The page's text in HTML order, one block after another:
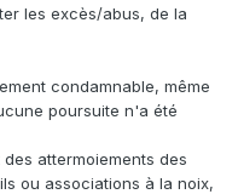
les excès/abus, de la
condamnable, même
poursuite n'a été
attermoiements des
ou associations à la noix,